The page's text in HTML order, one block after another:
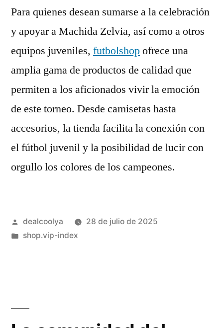
Para quienes desean sumarse a la celebración
y apoyar a Machida Zelvia, así como a otros
equipos juveniles, futbolshopofrece una
amplia gama de productos de calidad que
permiten a los aficionados vivir la emoción
de este torneo. Desde camisetas hasta
accesorios, la tienda facilita la conexión con
el fútbol juvenil y la posibilidad de lucir con
orgullo los colores de los campeones.
Publicado
por
dealcoolya
28 de julio de 2025
Publicado
shop.vip-index